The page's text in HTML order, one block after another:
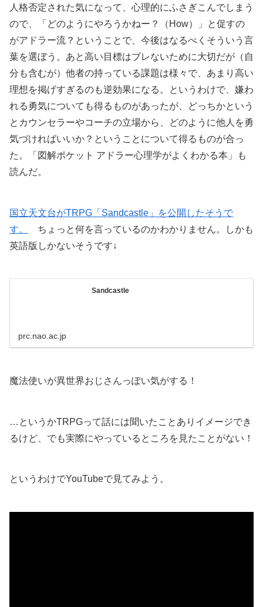
人格否定された気になって、心理的にふさぎこんでしまう
ので、「どのようにやろうかねー？（How）」と促すの
がアドラー流？ということで、今後はなるべくそういう言
葉を選ぼう。あと高い目標はブレないために大切だが（自
分も含むが）他者の持っている課題は様々で、あまり高い
理想を掲げすぎるのも逆効果になる。というわけで、嫌わ
れる勇気についても得るものがあったが、どっちかという
とカウンセラーやコーチの立場から、どのように他人を勇
気づければいいか？ということについて得るものが合っ
た。「図解ポケット アドラー心理学がよくわかる本」も
読んだ。
国立天文台がTRPG「Sandcastle」を公開したそうで
す。
ちょっと何を言っているのかわかりません。しかも
英語版しかないそうです↓
Sandcastle
prc.nao.ac.jp
魔法使いが異世界おじさんっぽい気がする！
…というかTRPGって話には聞いたことありイメージでき
るけど、でも実際にやっているところを見たことがない！
というわけでYouTubeで見てみよう。